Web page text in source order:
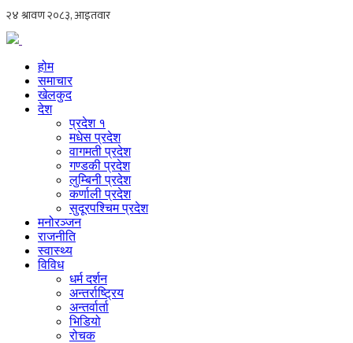
होम
समाचार
खेलकुद
देश
प्रदेश १
मधेस प्रदेश
वागमती प्रदेश
गण्डकी प्रदेश
लुम्बिनी प्रदेश
कर्णाली प्रदेश
सुदूरपश्चिम प्रदेश
मनोरञ्जन
राजनीति
स्वास्थ्य
विविध
धर्म दर्शन
अन्तर्राष्ट्रिय
अन्तर्वार्ता
भिडियो
रोचक